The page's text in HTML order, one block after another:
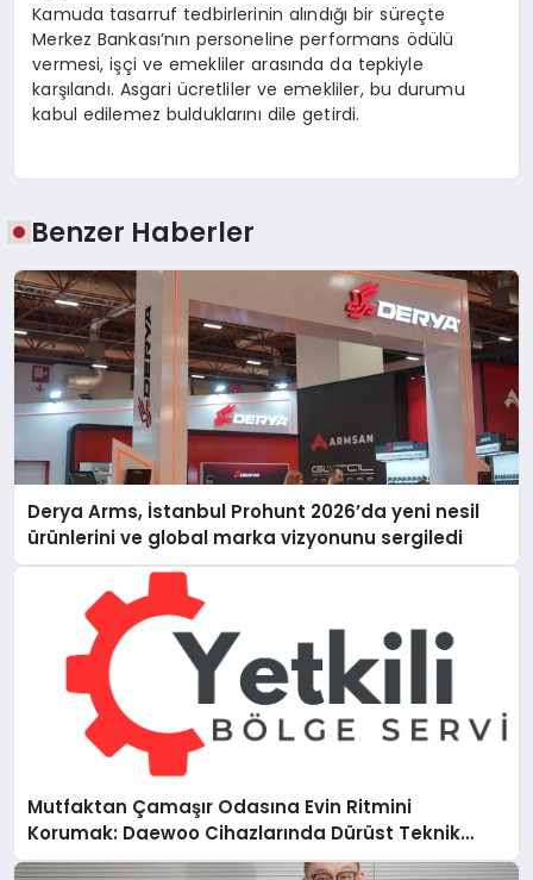
Kamuda tasarruf tedbirlerinin alındığı bir süreçte
Merkez Bankası’nın personeline performans ödülü
vermesi, işçi ve emekliler arasında da tepkiyle
karşılandı. Asgari ücretliler ve emekliler, bu durumu
kabul edilemez bulduklarını dile getirdi.
Benzer Haberler
Derya Arms, İstanbul Prohunt 2026’da yeni nesil
ürünlerini ve global marka vizyonunu sergiledi
Mutfaktan Çamaşır Odasına Evin Ritmini
Korumak: Daewoo Cihazlarında Dürüst Teknik
Destek Deneyimi